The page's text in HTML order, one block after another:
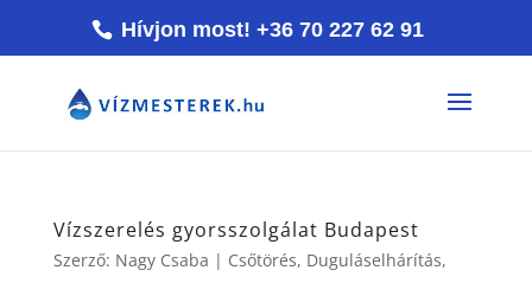
Hívjon most! +36 70 227 62 91
Vízszerelés gyorsszolgálat Budapest
Szerző: Nagy Csaba | Csőtörés, Duguláselhárítás,